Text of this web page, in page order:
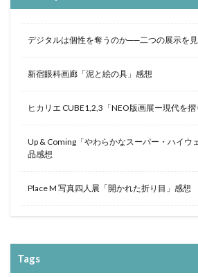
デジタルは個性を奪うのか──二つの展示を
新宿眼科画廊「泥と絵の具」感想
ヒカリエ CUBE1,2,3「NEO版画展ー現代を
Up & Coming「やわらかなスーパー・ハイウ
品感想
Place M 写真四人展「開かれた折り目」感想
Tags